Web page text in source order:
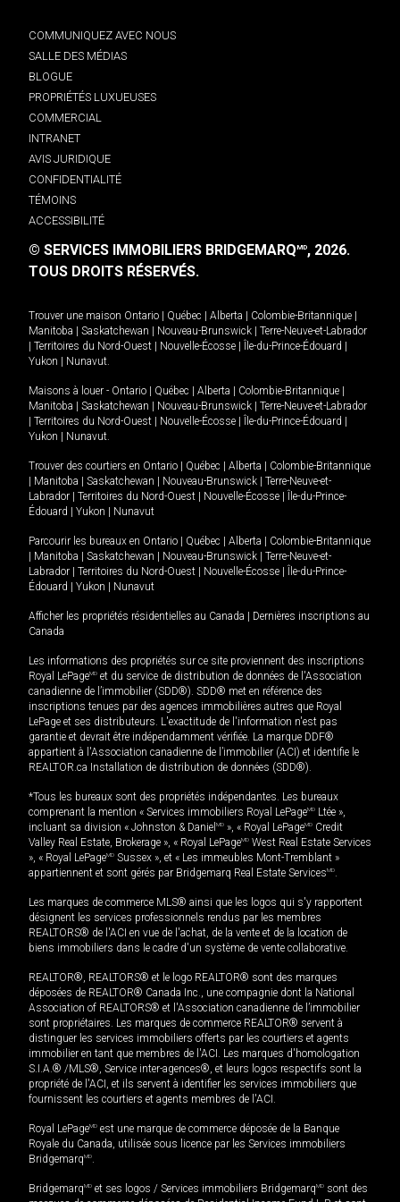
COMMUNIQUEZ AVEC NOUS
SALLE DES MÉDIAS
BLOGUE
PROPRIÉTÉS LUXUEUSES
COMMERCIAL
INTRANET
AVIS JURIDIQUE
CONFIDENTIALITÉ
TÉMOINS
ACCESSIBILITÉ
© SERVICES IMMOBILIERS BRIDGEMARQMD, 2026.
TOUS DROITS RÉSERVÉS.
Trouver une maison Ontario Québec Alberta Colombie-Britannique
Manitoba
Saskatchewan Nouveau-Brunswick
Terre-Neuve-et-Labrador
Territoires du Nord-Ouest Nouvelle-Écosse Île-du-Prince-Édouard
Yukon
Nunavut.
Maisons à louer - Ontario Québec Alberta Colombie-Britannique
Manitoba
Saskatchewan Nouveau-Brunswick
Terre-Neuve-et-Labrador
Territoires du Nord-Ouest Nouvelle-Écosse Île-du-Prince-Édouard
Yukon
Nunavut.
Trouver des courtiers en Ontario Québec Alberta
Colombie-Britannique
Manitoba Saskatchewan Nouveau-Brunswick
Terre-Neuve-et-
Labrador
Territoires du Nord-Ouest Nouvelle-Écosse
Île-du-Prince-
Édouard
Yukon Nunavut
Parcourir les bureaux en Ontario Québec Alberta
Colombie-Britannique
Manitoba Saskatchewan Nouveau-Brunswick
Terre-Neuve-et-
Labrador
Territoires du Nord-Ouest Nouvelle-Écosse
Île-du-Prince-
Édouard
Yukon Nunavut
Afficher les propriétés résidentielles au Canada
Dernières inscriptions au
Canada
Les informations des propriétés sur ce site proviennent des inscriptions
Royal LePageMD et du service de distribution de données de l'Association
canadienne de l’immobilier (SDD®). SDD® met en référence des
inscriptions tenues par des agences immobilières autres que Royal
LePage et ses distributeurs. L'exactitude de l'information n'est pas
garantie et devrait être indépendamment vérifiée. La marque DDF®
appartient à l'Association canadienne de l’immobilier (ACI) et identifie le
REALTOR.ca Installation de distribution de données (SDD®).
*Tous les bureaux sont des propriétés indépendantes. Les bureaux
comprenant la mention « Services immobiliers Royal LePageMD Ltée »,
incluant sa division « Johnston & Daniel MD », « Royal LePageMD Credit
Valley Real Estate, Brokerage », « Royal LePageMD West Real Estate Services
», « Royal LePageMD Sussex », et « Les immeubles Mont-Tremblant »
appartiennent et sont gérés par Bridgemarq Real Estate ServicesMD.
Les marques de commerce MLS® ainsi que les logos qui s'y rapportent
désignent les services professionnels rendus par les membres
REALTORS® de l'ACI en vue de l'achat, de la vente et de la location de
biens immobiliers dans le cadre d'un système de vente collaborative.
REALTOR®, REALTORS® et le logo REALTOR® sont des marques
déposées de REALTOR® Canada Inc., une compagnie dont la National
Association of REALTORS® et l'Association canadienne de l’immobilier
sont propriétaires. Les marques de commerce REALTOR® servent à
distinguer les services immobiliers offerts par les courtiers et agents
immobilier en tant que membres de l'ACI. Les marques d'homologation
S.I.A.® /MLS®, Service inter-agences®, et leurs logos respectifs sont la
propriété de l'ACI, et ils servent à identifier les services immobiliers que
fournissent les courtiers et agents membres de l'ACI.
Royal LePageMD est une marque de commerce déposée de la Banque
Royale du Canada, utilisée sous licence par les Services immobiliers
BridgemarqMD.
BridgemarqMD et ses logos / Services immobiliers BridgemarqMD sont des